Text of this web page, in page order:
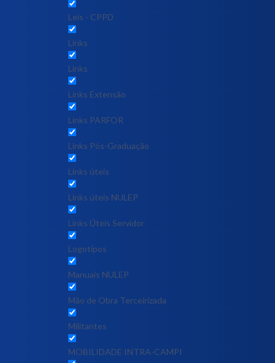
Leis - CPPD
Links
Links
Links Extensão
Links PARFOR
Links Pós-Graduação
Links úteis
Links úteis NULEP
Links Úteis Servidor
Logotipos
Manuais NULEP
Mão de Obra Terceirizada
Militantes
MOBILIDADE INTRA-CAMPI